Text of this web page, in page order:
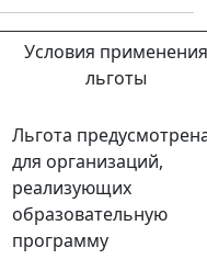
Условия применения
льготы
Льгота
для организаций,
реализующих
образовательную
программу